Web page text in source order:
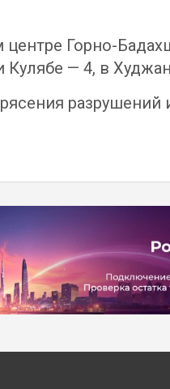
Горно-
Кулябе — 4, в
разрушений